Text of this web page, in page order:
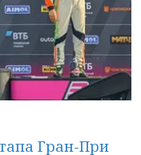
Гран-При